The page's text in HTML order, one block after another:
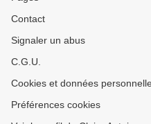
Contact
Signaler un abus
C.G.U.
Cookies et données
Préférences cookies